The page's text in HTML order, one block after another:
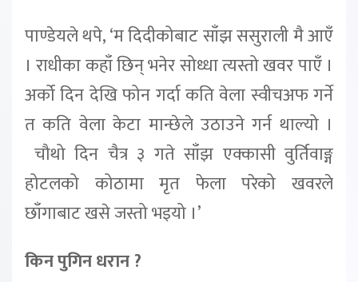
पाण्डेयले थपे, ‘म दिदीकोबाट साँझ ससुराली मै आएँ
। राधीका कहाँ छिन् भनेर सोध्धा त्यस्तो खवर पाएँ ।
अर्को दिन देखि फोन गर्दा कति वेला स्वीचअफ गर्ने
त कति वेला केटा मान्छेले उठाउने गर्न थाल्यो ।
चौथो दिन चैत्र ३ गते साँझ एक्कासी वुर्तिवाङ्ग
होटलको कोठामा मृत फेला परेको खवरले
छाँगाबाट खसे जस्तो भइयो ।’
किन पुगिन धरान ?